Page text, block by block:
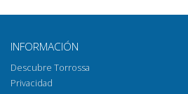
INFORMACIÓN
Descubre Torrossa
Privacidad